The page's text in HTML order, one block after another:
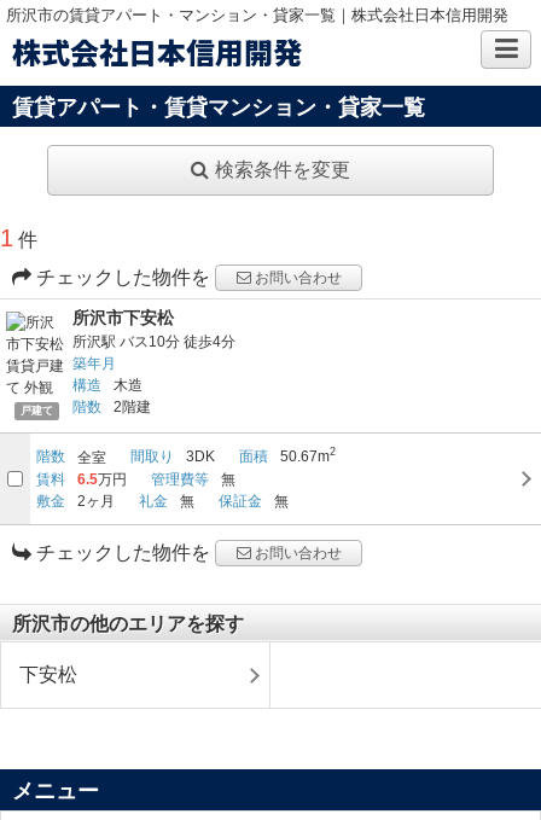
所沢市の賃貸アパート・マンション・貸家一覧｜株式会社日本信用開発
株式会社日本信用開発
賃貸アパート・賃貸マンション・貸家一覧
検索条件を変更
1 件
チェックした物件を
お問い合わせ
戸建て
所沢市下安松
所沢駅 バス10分 徒歩4分
築年月
構造
木造
階数
2階建
階数 全室 間取り 3DK 面積 50.67m2
賃料 6.5万円 管理費等
無
敷金
2ヶ月 礼金 無 保証金 無
チェックした物件を お問い合わせ
所沢市の他のエリアを探す
下安松
メニュー